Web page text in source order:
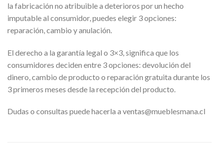
la fabricación no atribuible a deterioros por un hecho
imputable al consumidor, puedes elegir 3 opciones:
reparación, cambio y anulación.
El derecho a la garantía legal o 3×3, significa que los
consumidores deciden entre 3 opciones: devolución del
dinero, cambio de producto o reparación gratuita durante los
3 primeros meses desde la recepción del producto.
Dudas o consultas puede hacerla a ventas@mueblesmana.cl